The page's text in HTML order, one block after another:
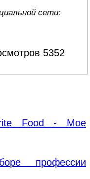
сети:
5352
Food - Мое
профессии